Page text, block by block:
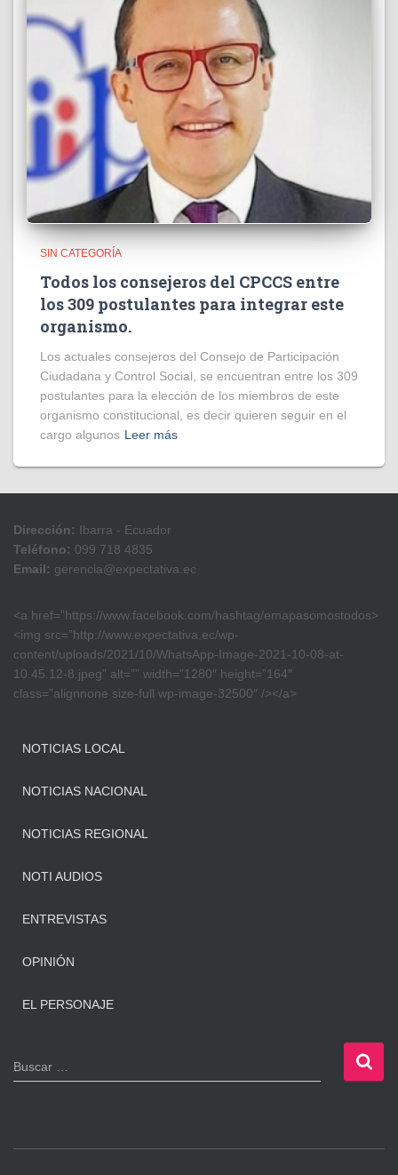
SIN CATEGORÍA
Todos los consejeros del CPCCS entre
los 309 postulantes para integrar este
organismo.
Los actuales consejeros del Consejo de Participación
Ciudadana y Control Social, se encuentran entre los 309
postulantes para la elección de los miembros de este
organismo constitucional, es decir quieren seguir en el
cargo algunos Leer más
Dirección: Ibarra - Ecuador
Teléfono: 099 718 4835
Email: gerencia@expectativa.ec
<a href=”https://www.facebook.com/hashtag/emapasomostodos>
<img src=”http://www.expectativa.ec/wp-
content/uploads/2021/10/WhatsApp-Image-2021-10-08-at-
10.45.12-8.jpeg” alt=”” width=”1280″ height=”164″
class=”alignnone size-full wp-image-32500″ /></a>
NOTICIAS LOCAL
NOTICIAS NACIONAL
NOTICIAS REGIONAL
NOTI AUDIOS
ENTREVISTAS
OPINIÓN
EL PERSONAJE
B
u
Buscar …